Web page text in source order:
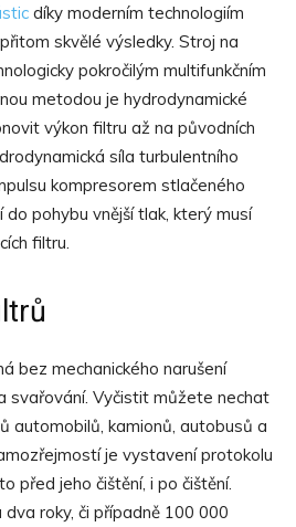
díky moderním technologiím
skvělé výsledky. Stroj na
pokročilým multifunkčním
metodou je hydrodynamické
výkon filtru až na původních
síla turbulentního
kompresorem stlačeného
do pohybu vnější tlak, který musí
filtru.
bez mechanického narušení
svařování. Vyčistit můžete nechat
automobilů, kamionů, autobusů a
je vystavení protokolu
před jeho čištění, i po čištění.
roky, či případně 100 000